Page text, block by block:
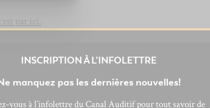
par ici.
INSCRIPTION À L’INFOLETTRE
manquez pas les dernières nouvelles!
vous à l’infolettre du Canal Auditif pour tout savoir de